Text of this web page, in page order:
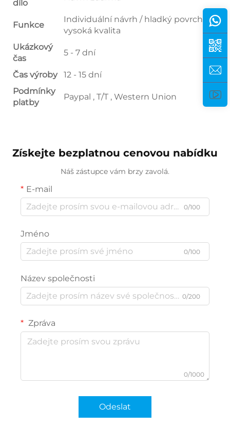
dílo
Funkce
Individuální návrh / hladký povrch a
vysoká kvalita
Ukázkový
čas
5 - 7 dní
Čas výroby
12 - 15 dní
Podmínky
platby
Paypal , T/T , Western Union
Získejte bezplatnou cenovou nabídku
Náš zástupce vám brzy zavolá.
E-mail
0/100
Jméno
0/100
Název společnosti
0/200
Zpráva
0/1000
Odeslat